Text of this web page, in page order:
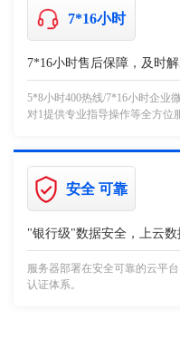
7*16小时
7*16小时售后保障，及时
5*8小时400热线/7*16小时企业
对1提供专业指导操作等全方位
安全 可靠
"银行级"数据安全，上云数
服务器部署在安全可靠的云平
认证体系。